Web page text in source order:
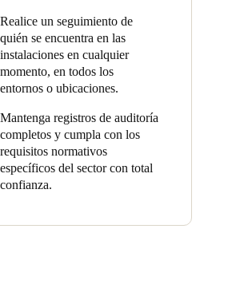
Realice un seguimiento de
quién se encuentra en las
instalaciones en cualquier
momento, en todos los
entornos o ubicaciones.
Mantenga registros de auditoría
completos y cumpla con los
requisitos normativos
específicos del sector con total
confianza.